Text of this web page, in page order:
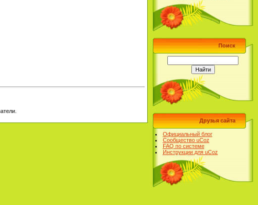
Поиск
Друзья сайта
Официальный блог
Сообщество uCoz
FAQ по системе
Инструкции для uCoz